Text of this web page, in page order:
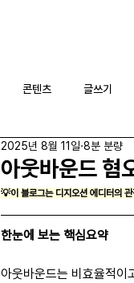
콘텐츠 글쓰기
아웃바운드 혐
2025년 8월 11일 8분 분량
💡이 블로그는 디지오션 에디터의
한눈에 보는 핵심요약
아웃바운드는 비효율적이